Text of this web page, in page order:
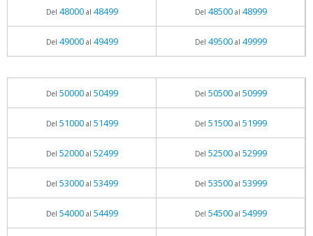
Del 48000al 48499 Del 48500al 48999
Del 49000al 49499 Del 49500al 49999
Del 50000al 50499 Del 50500al 50999
Del 51000al 51499 Del 51500al 51999
Del 52000al 52499 Del 52500al 52999
Del 53000al 53499 Del 53500al 53999
Del 54000al 54499 Del 54500al 54999